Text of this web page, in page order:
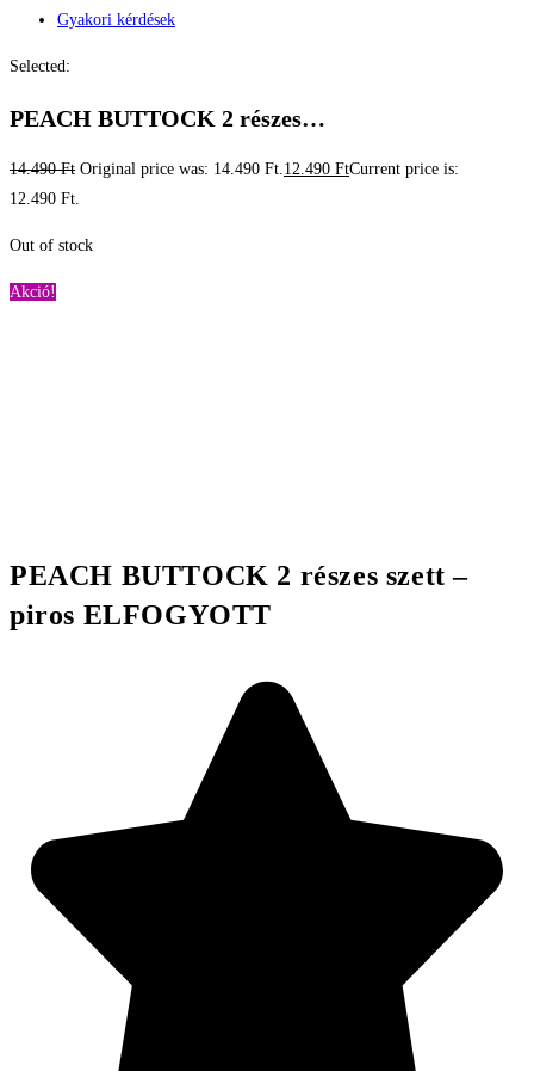
Gyakori kérdések
Selected:
PEACH BUTTOCK 2 részes…
14.490Ft Original price was: 14.490 Ft.12.490 FtCurrent price is:
12.490 Ft.
Out of stock
Akció!
PEACH BUTTOCK 2 részes szett –
piros ELFOGYOTT